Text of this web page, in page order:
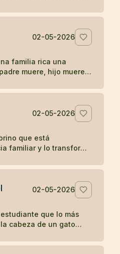
02-05-2026
familia rica una
muere, hijo muere,
02-05-2026
que está
familiar y lo transforma
02-05-2026
que lo más
cabeza de un gato